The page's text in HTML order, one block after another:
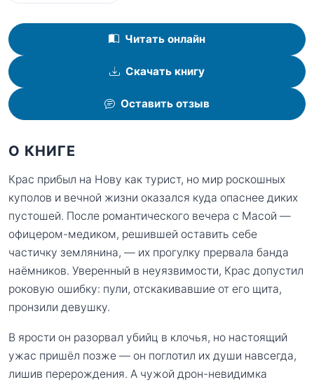
Читать онлайн
Скачать книгу
Оставить отзыв
О КНИГЕ
Крас прибыл на Нову как турист, но мир роскошных
куполов и вечной жизни оказался куда опаснее диких
пустошей. После романтического вечера с Масой —
офицером-медиком, решившей оставить себе
частичку землянина, — их прогулку прервала банда
наёмников. Уверенный в неуязвимости, Крас допустил
роковую ошибку: пули, отскакивавшие от его щита,
пронзили девушку.
В ярости он разорвал убийц в клочья, но настоящий
ужас пришёл позже — он поглотил их души навсегда,
лишив перерождения. А чужой дрон-невидимка